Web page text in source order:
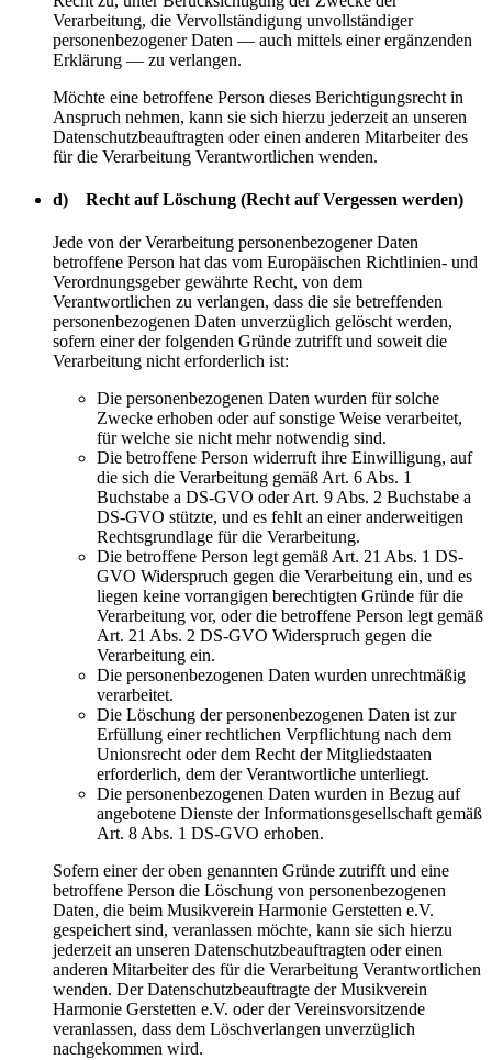
Verarbeitung, die Vervollständigung unvollständiger
personenbezogener Daten — auch mittels einer ergänzenden
Erklärung — zu verlangen.
Möchte eine betroffene Person dieses Berichtigungsrecht in
Anspruch nehmen, kann sie sich hierzu jederzeit an unseren
Datenschutzbeauftragten oder einen anderen Mitarbeiter des
für die Verarbeitung Verantwortlichen wenden.
d) Recht auf Löschung (Recht auf Vergessen werden)
Jede von der Verarbeitung personenbezogener Daten
betroffene Person hat das vom Europäischen Richtlinien- und
Verordnungsgeber gewährte Recht, von dem
Verantwortlichen zu verlangen, dass die sie betreffenden
personenbezogenen Daten unverzüglich gelöscht werden,
sofern einer der folgenden Gründe zutrifft und soweit die
Verarbeitung nicht erforderlich ist:
Die personenbezogenen Daten wurden für solche
Zwecke erhoben oder auf sonstige Weise verarbeitet,
für welche sie nicht mehr notwendig sind.
Die betroffene Person widerruft ihre Einwilligung, auf
die sich die Verarbeitung gemäß Art. 6 Abs. 1
Buchstabe a DS-GVO oder Art. 9 Abs. 2 Buchstabe a
DS-GVO stützte, und es fehlt an einer anderweitigen
Rechtsgrundlage für die Verarbeitung.
Die betroffene Person legt gemäß Art. 21 Abs. 1 DS-
GVO Widerspruch gegen die Verarbeitung ein, und es
liegen keine vorrangigen berechtigten Gründe für die
Verarbeitung vor, oder die betroffene Person legt gemäß
Art. 21 Abs. 2 DS-GVO Widerspruch gegen die
Verarbeitung ein.
Die personenbezogenen Daten wurden unrechtmäßig
verarbeitet.
Die Löschung der personenbezogenen Daten ist zur
Erfüllung einer rechtlichen Verpflichtung nach dem
Unionsrecht oder dem Recht der Mitgliedstaaten
erforderlich, dem der Verantwortliche unterliegt.
Die personenbezogenen Daten wurden in Bezug auf
angebotene Dienste der Informationsgesellschaft gemäß
Art. 8 Abs. 1 DS-GVO erhoben.
Sofern einer der oben genannten Gründe zutrifft und eine
betroffene Person die Löschung von personenbezogenen
Daten, die beim Musikverein Harmonie Gerstetten e.V.
gespeichert sind, veranlassen möchte, kann sie sich hierzu
jederzeit an unseren Datenschutzbeauftragten oder einen
anderen Mitarbeiter des für die Verarbeitung Verantwortlichen
wenden. Der Datenschutzbeauftragte der Musikverein
Harmonie Gerstetten e.V. oder der Vereinsvorsitzende
veranlassen, dass dem Löschverlangen unverzüglich
nachgekommen wird.